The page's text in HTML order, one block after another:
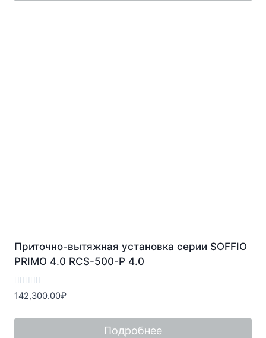
Приточно-вытяжная установка серии SOFFIO
PRIMO 4.0 RCS-500-P 4.0
Оценка
0
5
142,300.00₽
Подробнее